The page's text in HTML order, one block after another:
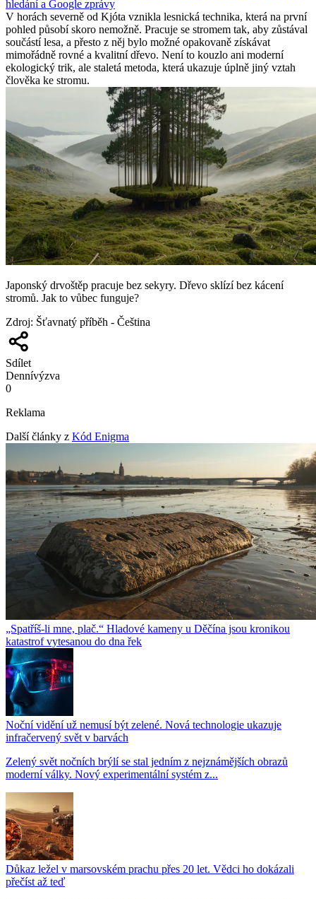
hledání a Google zprávy
V horách severně od Kjóta vznikla lesnická technika, která na první
pohled působí skoro nemožně. Pracuje se stromem tak, aby zůstával
součástí lesa, a přesto z něj bylo možné opakovaně získávat
mimořádně rovné a kvalitní dřevo. Není to kouzlo ani moderní
ekologický trik, ale staletá metoda, která ukazuje úplně jiný vztah
člověka ke stromu.
Japonský drvoštěp pracuje bez sekyry. Dřevo sklízí bez kácení
stromů. Jak to vůbec funguje?
Zdroj: Šťavnatý příběh - Čeština
Sdílet
Dennívýzva
0
Reklama
Další články z Kód Enigma
„Spatříš-li mne, plač.“ Hladové kameny u Děčína jsou kronikou
katastrof vytesanou do dna řek
Noční vidění už nemusí být zelené. Nová technologie ukazuje
infračervený svět v barvách
Zelený svět nočních brýlí se stal jedním z nejznámějších obrazů
moderní války. Nový experimentální systém z...
Důkaz ležel v marsovském prachu přes 20 let. Vědci ho dokázali
přečíst až teď